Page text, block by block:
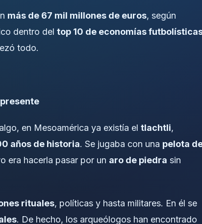
más de 67 mil millones de euros, según
dentro del top 10 de economías
todo.
en Mesoamérica ya existía el tlachtli,
años de historia. Se jugaba con una pelota
era hacerla pasar por un aro de piedra sin
rituales, políticas y hasta militares. En él se
. De hecho, los arqueólogos han encontrado